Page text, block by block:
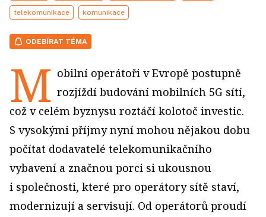
telekomunikace komunikace
ODEBÍRAT TÉMA
M obilní operátoři v Evropě postupně
rozjíždí budování mobilních 5G sítí,
což v celém byznysu roztáčí kolotoč investic.
S vysokými příjmy nyní mohou nějakou dobu
počítat dodavatelé telekomunikačního
vybavení a značnou porci si ukousnou
i společnosti, které pro operátory sítě staví,
modernizují a servisují. Od operátorů proudí